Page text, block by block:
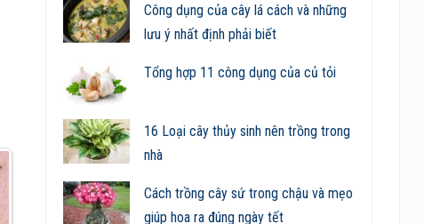
Công dụng của cây lá cách và những
lưu ý nhất định phải biết
Tổng hợp 11 công dụng của củ tỏi
16 Loại cây thủy sinh nên trồng trong
nhà
Cách trồng cây sứ trong chậu và mẹo
giúp hoa ra đúng ngày tết